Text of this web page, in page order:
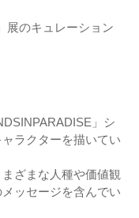
展のキュレーション
」シ
ラクターを描いてい
ざまな人種や価値観
ッセージを含んでい